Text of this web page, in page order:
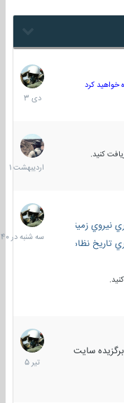
کرد
22
دی
1403
کنید.
30
1401
نيروي زميني
تاریخ نظامی
سه
شنبه
در
سایت
16
تیر
1405